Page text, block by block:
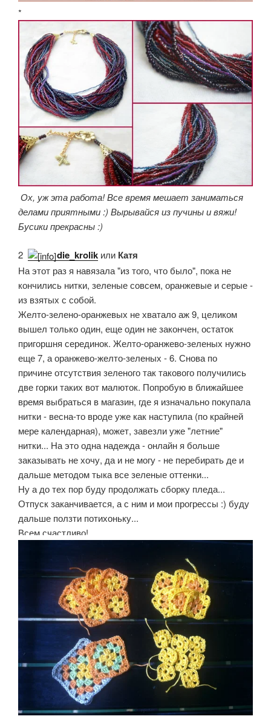
*
Ох, уж эта работа! Все время мешает заниматься
делами приятными :) Вырывайся из пучины и вяжи!
Бусики прекрасны :)
2. die_krolik или Катя
На этот раз я навязала "из того, что было", пока не
кончились нитки, зеленые совсем, оранжевые и серые -
из взятых с собой.
Желто-зелено-оранжевых не хватало аж 9, целиком
вышел только один, еще один не закончен, остаток
пригоршня серединок. Желто-оранжево-зеленых нужно
еще 7, а оранжево-желто-зеленых - 6. Снова по
причине отсутствия зеленого так такового получились
две горки таких вот малюток. Попробую в ближайшее
время выбраться в магазин, где я изначально покупала
нитки - весна-то вроде уже как наступила (по крайней
мере календарная), может, завезли уже "летние"
нитки... На это одна надежда - онлайн я больше
заказывать не хочу, да и не могу - не перебирать де и
дальше методом тыка все зеленые оттенки...
Ну а до тех пор буду продолжать сборку пледа...
Отпуск заканчивается, а с ним и мои прогрессы :) буду
дальше ползти потихоньку...
Всем счастливо!